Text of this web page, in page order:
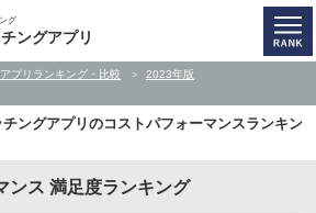
グ
ングアプリ
プリランキング・比較
2023年版
チングアプリのコストパフォーマンスランキン
ンス 満足度ランキング